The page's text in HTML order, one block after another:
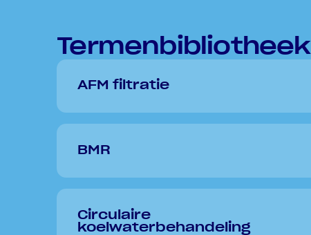
Termenbibliotheek
AFM filtratie
BMR
Circulaire
koelwaterbehandeling